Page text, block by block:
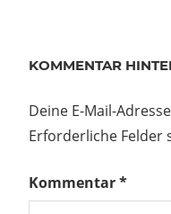
KOMMENTAR
Deine E-Mail-
Erforderliche Felder
Kommentar*